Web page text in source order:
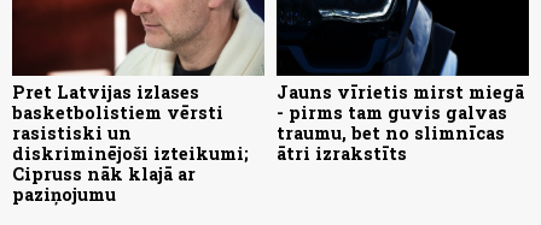
Pret Latvijas izlases
basketbolistiem vērsti
rasistiski un
diskriminējoši izteikumi;
Cipruss nāk klajā ar
paziņojumu
Jauns vīrietis mirst miegā
- pirms tam guvis galvas
traumu, bet no slimnīcas
ātri izrakstīts